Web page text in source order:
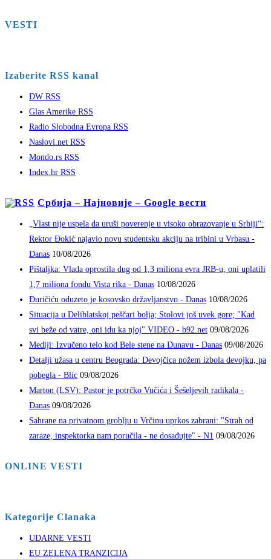
VESTI
Izaberite RSS kanal
DW RSS
Glas Amerike RSS
Radio Slobodna Evropa RSS
Naslovi.net RSS
Mondo.rs RSS
Index.hr RSS
Србија – Најновије – Google вести
„Vlast nije uspela da uruši poverenje u visoko obrazovanje u Srbiji“:
Rektor Đokić najavio novu studentsku akciju na tribini u Vrbasu -
Danas 10/08/2026
Pištaljka: Vlada oprostila dug od 1,3 miliona evra JRB-u, oni uplatili
1,7 miliona fondu Vista rika - Danas 10/08/2026
Đuričiću oduzeto je kosovsko državljanstvo - Danas 10/08/2026
Situacija u Deliblatskoj peščari bolja; Stolovi još uvek gore; "Kad
svi beže od vatre, oni idu ka njoj" VIDEO - b92.net 09/08/2026
Mediji: Izvučeno telo kod Bele stene na Dunavu - Danas 09/08/2026
Detalji užasa u centru Beograda: Devojčica nožem izbola devojku, pa
pobegla - Blic 09/08/2026
Marton (LSV): Pastor je potrčko Vučića i Šešeljevih radikala -
Danas 09/08/2026
Sahrane na privatnom groblju u Vrčinu uprkos zabrani: "Strah od
zaraze, inspektorka nam poručila - ne dosađujte" - N1 09/08/2026
ONLINE VESTI
Kategorije Clanaka
UDARNE VESTI
EU ZELENA TRANZICIJA